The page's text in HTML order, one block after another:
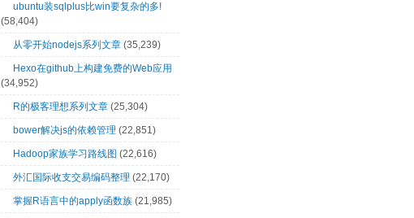
ubuntu装sqlplus比win要复杂的多!
(58,404)
从零开始nodejs系列文章 (35,239)
Hexo在github上构建免费的Web应用
(34,952)
R的极客理想系列文章 (25,304)
bower解决js的依赖管理 (22,851)
Hadoop家族学习路线图 (22,616)
外汇国际收支交易编码整理 (22,170)
掌握R语言中的apply函数族 (21,985)